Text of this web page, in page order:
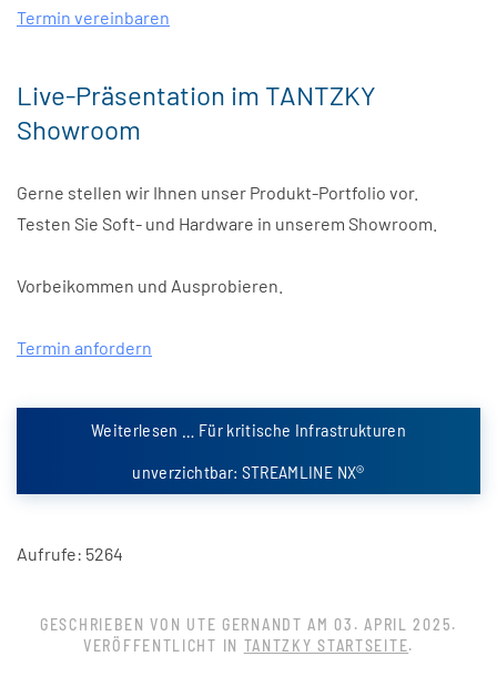
Termin vereinbaren
Live-Präsentation im TANTZKY
Showroom
Gerne stellen wir Ihnen unser Produkt-Portfolio vor.
Testen Sie Soft- und Hardware in unserem Showroom.
Vorbeikommen und Ausprobieren.
Termin anfordern
Weiterlesen … Für kritische Infrastrukturen
unverzichtbar: STREAMLINE NX®
Aufrufe: 5264
GESCHRIEBEN VON UTE GERNANDT AM 03. APRIL 2025.
VERÖFFENTLICHT IN TANTZKY STARTSEITE.